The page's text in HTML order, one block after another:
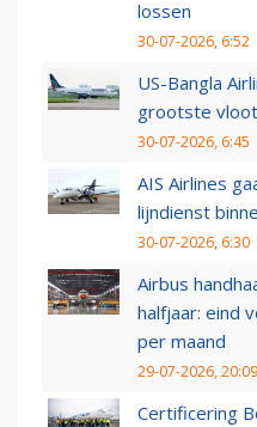
lossen
30-07-2026, 6:52
US-Bangla
grootste
30-07-2026, 6:45
AIS Airlines
lijndienst
30-07-2026, 6:30
Airbus
halfjaar: eind
per maand
29-07-2026, 20:09
Certificering